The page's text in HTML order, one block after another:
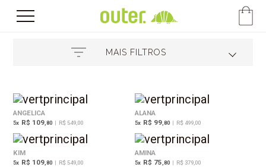
MAIS FILTROS
ANGELICA
5x R$ 109 ,80 | R$ 549,00
ALANA
5x R$ 99,80 | R$ 499,00
KIM
5x R$ 109 ,80 | R$ 549,00
AMINA
5x R$ 75 ,80 | R$ 379,00